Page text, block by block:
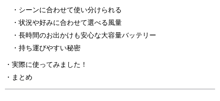
シーンに合わせて使い分けられる
状況や好みに合わせて選べる風量
長時間のお出かけも安心な大容量バッテリー
持ち運びやすい秘密
実際に使ってみました！
まとめ